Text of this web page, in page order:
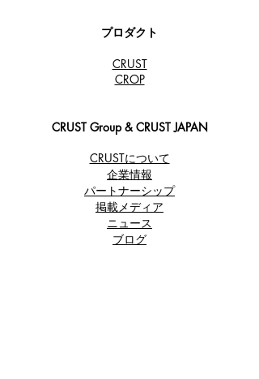
プロダクト
CRUST
​CROP
CRUST Group & CRUST JAPAN
CRUSTについて
企業情報
パートナーシップ
​掲載メディア
ニュース
ブログ